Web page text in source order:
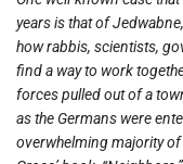
years is that of
how rabbis, scientists,
find a way to work
forces pulled out of a
as the Germans were
overwhelming majority